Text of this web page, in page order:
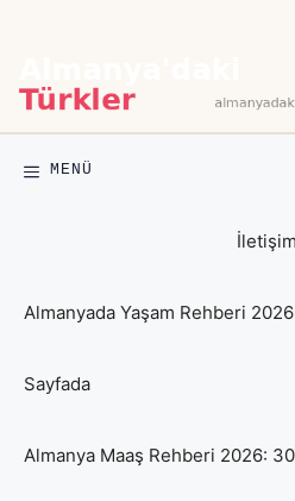
MENÜ
İletişim
Almanyada Yaşam Rehberi
Sayfada
Almanya Maaş Rehberi 2026: